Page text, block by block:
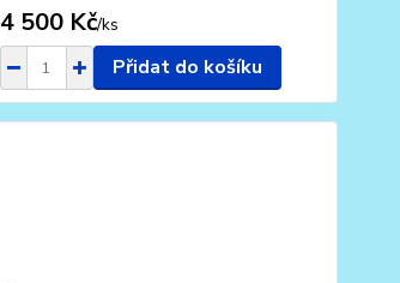
4 500 Kč/ks
Přidat do košíku